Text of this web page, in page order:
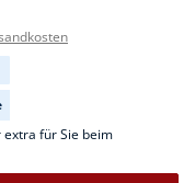
für Sie beim